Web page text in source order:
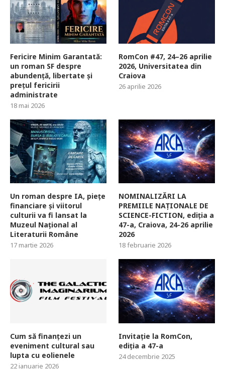
Fericire Minim Garantată:
un roman SF despre
abundență, libertate și
prețul fericirii
administrate
18 mai 2026
RomCon #47, 24–26 aprilie
2026, Universitatea din
Craiova
26 aprilie 2026
Un roman despre IA, piețe
financiare și viitorul
culturii va fi lansat la
Muzeul Național al
Literaturii Române
17 martie 2026
NOMINALIZĂRI LA
PREMIILE NAȚIONALE DE
SCIENCE-FICTION, ediția a
47-a, Craiova, 24-26 aprilie
2026
18 februarie 2026
Cum să finanțezi un
eveniment cultural sau
lupta cu eolienele
22 ianuarie 2026
Invitație la RomCon,
ediția a 47-a
24 decembrie 2025